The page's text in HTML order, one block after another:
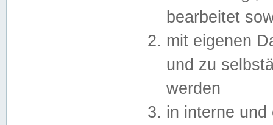
bearbeitet
mit eigenen
und zu
werden
in interne